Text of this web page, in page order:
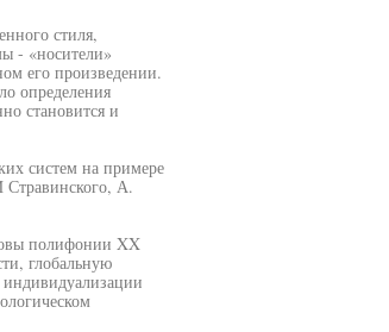
стиля,
- «носители»
его произведении.
определения
становится и
систем на примере
Стравинского, А.
полифонии XX
глобальную